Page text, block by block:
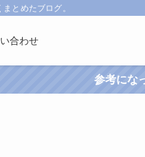
とめたブログ。
合わせ
った方はコメントください。